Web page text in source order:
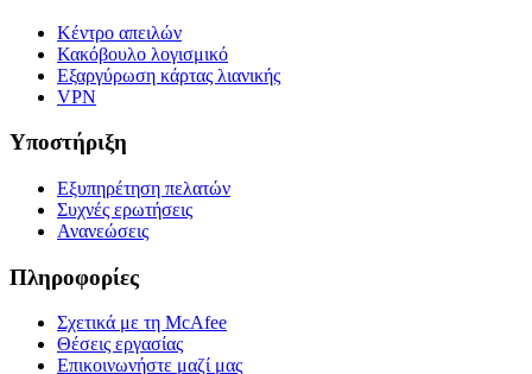
Κέντρο απειλών
Κακόβουλο λογισμικό
Εξαργύρωση κάρτας λιανικής
VPN
Υποστήριξη
Εξυπηρέτηση πελατών
Συχνές ερωτήσεις
Ανανεώσεις
Πληροφορίες
Σχετικά με τη McAfee
Θέσεις εργασίας
Επικοινωνήστε μαζί μας